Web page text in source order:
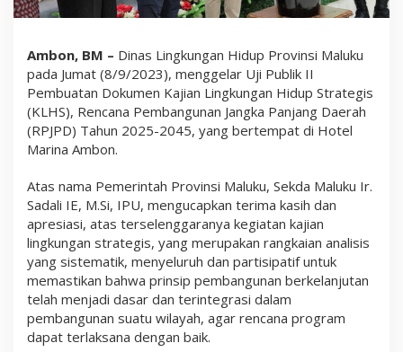
u
a
t
a
n
D
m
e
n
K
L
H
S
R
P
J
P
D
Ambon, BM – Dinas Lingkungan Hidup Provinsi Maluku
pada Jumat (8/9/2023), menggelar Uji Publik II
Pembuatan Dokumen Kajian Lingkungan Hidup Strategis
(KLHS), Rencana Pembangunan Jangka Panjang Daerah
(RPJPD) Tahun 2025-2045, yang bertempat di Hotel
Marina Ambon.
Atas nama Pemerintah Provinsi Maluku, Sekda Maluku Ir.
Sadali IE, M.Si, IPU, mengucapkan terima kasih dan
apresiasi, atas terselenggaranya kegiatan kajian
lingkungan strategis, yang merupakan rangkaian analisis
yang sistematik, menyeluruh dan partisipatif untuk
memastikan bahwa prinsip pembangunan berkelanjutan
telah menjadi dasar dan terintegrasi dalam
pembangunan suatu wilayah, agar rencana program
dapat terlaksana dengan baik.